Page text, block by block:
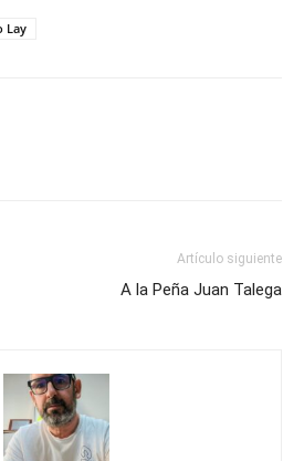
Lay
Artículo siguiente
A la Peña Juan Talega